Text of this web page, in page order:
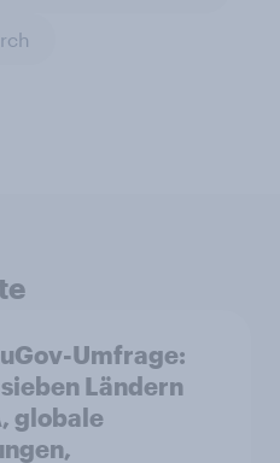
Umfrage:
Ländern
globale